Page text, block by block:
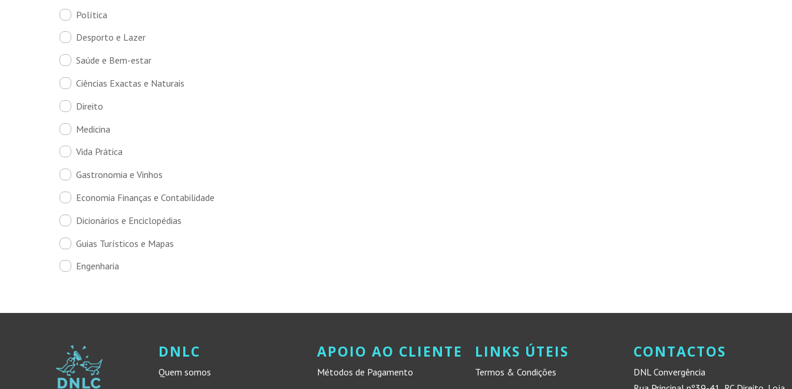
Política
Desporto e Lazer
Saúde e Bem-estar
Ciências Exactas e Naturais
Direito
Medicina
Vida Prática
Gastronomia e Vinhos
Economia Finanças e Contabilidade
Dicionários e Enciclopédias
Guias Turísticos e Mapas
Engenharia
DNLC
Quem somos
APOIO AO CLIENTE
Métodos de Pagamento
LINKS ÚTEIS
Termos & Condições
CONTACTOS
DNL Convergência